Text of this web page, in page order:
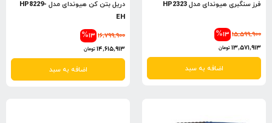
فرز سنگبری هیوندای مدل HP2323
%13 15,599,900
13,571,913تومان
اضافه به سبد
دریل بتن کن هیوندای مدل HP8229-
EH
%13 16,799,900
14,615,913تومان
اضافه به سبد